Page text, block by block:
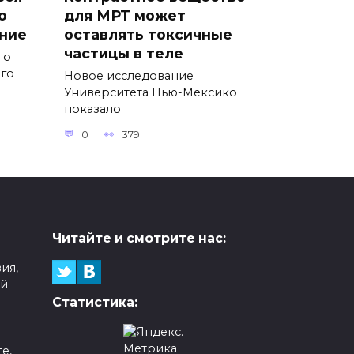
для МРТ может
оставлять токсичные
частицы в теле
Новое исследование
Университета Нью-Мексико
показало
0 379
Читайте и смотрите нас:
Статистика: